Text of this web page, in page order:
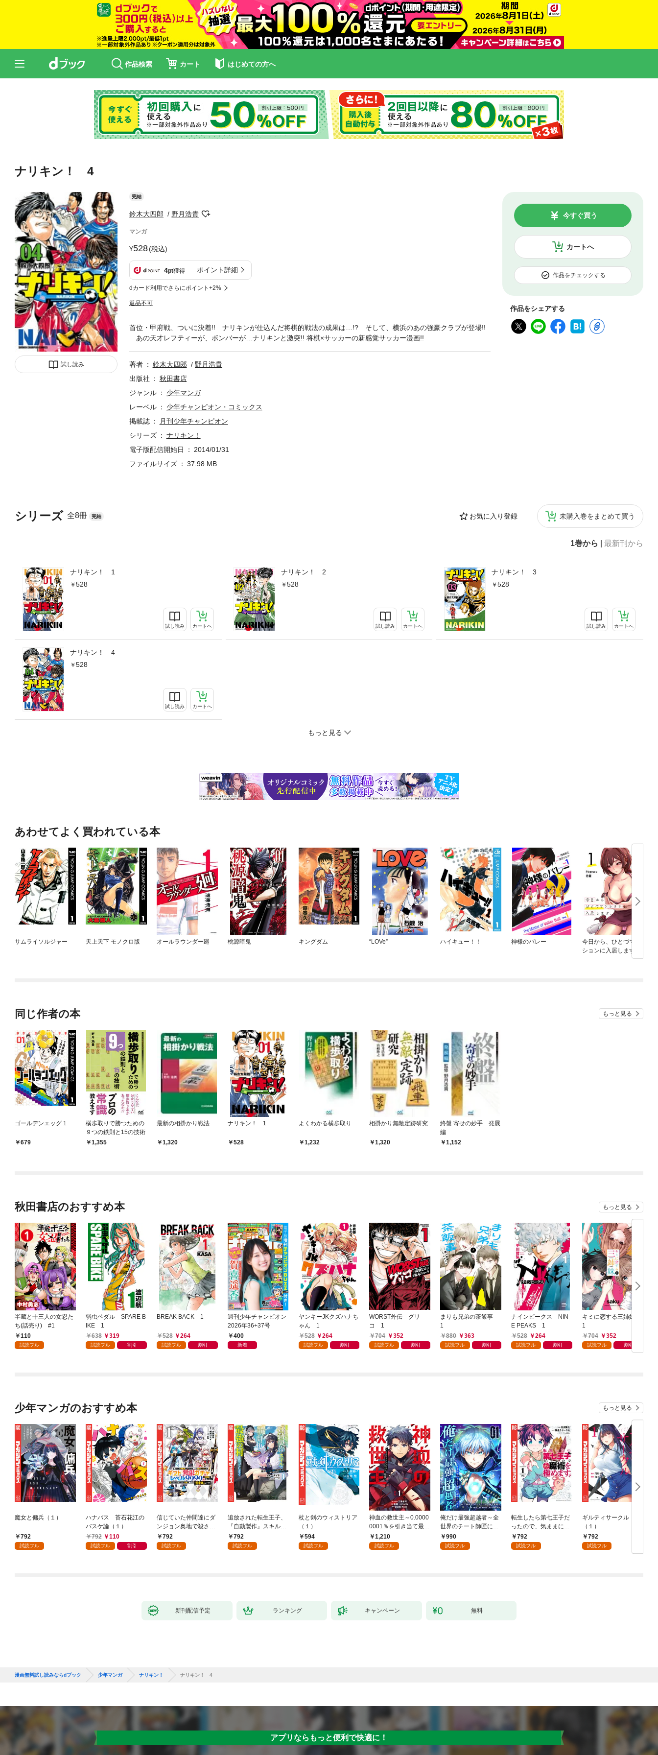
作品検索 カート はじめての方へ
ナリキン！ 4
試し読み
完結
鈴木大四郎 野月浩貴
マンガ
528(税込)
4pt獲得 ポイント詳細
dカード利用でさらにポイント+2%
返品不可
カートへ
今すぐ買う
作品をチェックする
作品をシェアする
シリーズ 全8冊 完結 お気に入り登録 未購入巻をまとめて買う
1巻から 最新刊から
ナリキン！ 1
528
試し読み カートへ
ナリキン！ 2
528
試し読み カートへ
ナリキン！ 3
528
試し読み カートへ
ナリキン！ 4
528
試し読み カートへ
もっと見る
首位・甲府戦、ついに決着!! ナリキンが仕込んだ将棋的戦法の成果は…!? そして、横浜のあの強豪クラブが登場!!
あの天才レフティーが、ボンバーが…ナリキンと激突!! 将棋×サッカーの新感覚サッカー漫画!!
著者 鈴木大四郎
野月浩貴
出版社
秋田書店
ジャンル
少年マンガ
レーベル
少年チャンピオン・コミックス
掲載誌
月刊少年チャンピオン
シリーズ
ナリキン！
電子版配信開始日
2014/01/31
ファイルサイズ
37.98 MB
あわせてよく買われている本
サムライソルジャー 天上天下 モノクロ版 オールラウンダー廻 桃源暗鬼 キングダム “LOVe” ハイキュー！！ 神様のバレー
今日から、ひとづマン
ションに入居します。
同じ作者の本 もっと見る
ゴールデンエッグ 1
679
横歩取りで勝つための
９つの鉄則と15の技術
1,355
最新の相掛かり戦法
1,320
ナリキン！ 1
528
よくわかる横歩取り
1,232
相掛かり無敵定跡研究
1,320
終盤 寄せの妙手 発展
編
1,152
秋田書店のおすすめ本 もっと見る
半蔵と十三人の女忍た
ち(話売り) #1
110
試読フル
弱虫ペダル SPARE B
IKE 1
638
319
試読フル 割引
BREAK BACK 1
528 264
試読フル 割引
週刊少年チャンピオン
2026年36+37号
400
新着
ヤンキーJKクズハナち
ゃん 1
528
264
試読フル 割引
WORST外伝 グリ
コ 1
704
352
試読フル 割引
まりも兄弟の茶飯事
1
880
363
試読フル 割引
ナインピークス NIN
E PEAKS 1
528
264
試読フル 割引
キミに恋する三姉妹
1
704
352
試読フル 割引
少年マンガのおすすめ本 もっと見る
魔女と傭兵（１）
792
試読フル
ハナバス 苔石花江の
バスケ論（１）
792
110
試読フル 割引
信じていた仲間達にダ
ンジョン奥地で殺され
かけたがギフト『無限
ガチャ』でレベル９９
792
試読フル
追放された転生王子、
『自動製作』スキルで
領地を爆速で開拓し最
強の村を作ってしまう
792
試読フル
杖と剣のウィストリア
（１）
594
試読フル
神血の救世主～0.0000
0001％を引き当て最強
へ～【電子書籍特典
付】（１）
1,210
試読フル
俺だけ最強超越者～全
世界のチート師匠に認
められた～【単行本】
（１）
990
試読フル
転生したら第七王子だ
ったので、気ままに魔
術を極めます（１）
792
試読フル
ギルティサークル
（１）
792
試読フル
新刊配信予定 ランキング キャンペーン 無料
漫画無料試し読みならdブック 少年マンガ ナリキン！ ナリキン！ 4
アプリならもっと便利で快適に！